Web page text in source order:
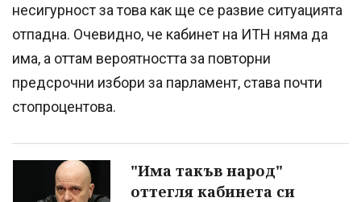
несигурност за това как ще се развие ситуацията
отпадна. Очевидно, че кабинет на ИТН няма да
има, а оттам вероятността за повторни
предсрочни избори за парламент, става почти
стопроцентова.
"Има такъв народ"
оттегля кабинета си